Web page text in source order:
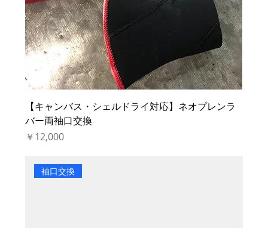
【キャンバス・シェルドライ対応】ネオプレンラ
バー両袖口交換
価格
￥12,000
袖口交換